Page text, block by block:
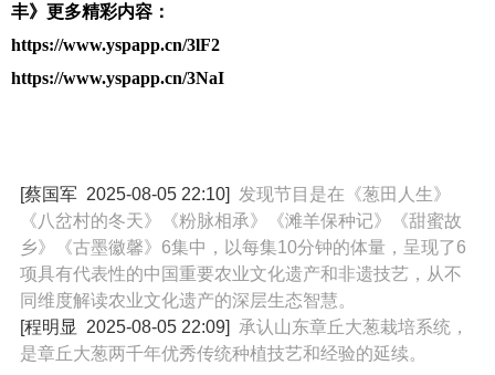
丰》更多精彩内容：
https://www.yspapp.cn/3lF2
https://www.yspapp.cn/3NaI
[蔡国军 2025-08-05 22:10] 发现节目是在《葱田人生》
《八岔村的冬天》《粉脉相承》《滩羊保种记》《甜蜜故
乡》《古墨徽馨》6集中，以每集10分钟的体量，呈现了6
项具有代表性的中国重要农业文化遗产和非遗技艺，从不
同维度解读农业文化遗产的深层生态智慧。
[程明显 2025-08-05 22:09] 承认山东章丘大葱栽培系统，
是章丘大葱两千年优秀传统种植技艺和经验的延续。